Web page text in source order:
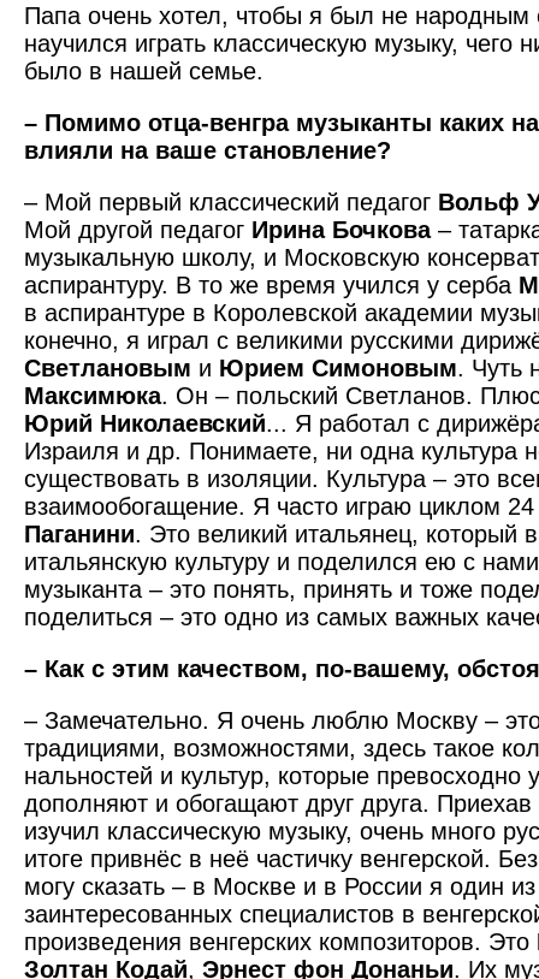
Папа очень хотел, чтобы я был не народным
научился играть классическую музыку, чего
было в нашей семье.
– Помимо отца-венгра музыканты каких
влияли на ваше становление?
– Мой первый классический педагог Вольф
Мой другой педагог Ирина Бочкова –
музыкальную школу, и Московскую
аспирантуру. В то же время учился у серба
в аспирантуре в Королевской академии
конечно, я играл с великими русскими
Светлановым и Юрием Симоновым. Чуть
Максимюка. Он – польский Светланов.
Юрий Николаевский... Я работал с
Израиля и др. Понимаете, ни одна культура
существовать в изоляции. Культура – это
взаимообогащение. Я часто играю циклом 24
Паганини. Это великий итальянец, который
итальянскую культуру и поделился ею с
музыканта – это понять, принять и тоже
поделиться – это одно из самых важных
– Как с этим качеством, по-вашему,
– Замечательно. Я очень люблю Москву –
традициями, возможностями, здесь такое
нальностей и культур, которые превосходно
дополняют и обогащают друг друга.
изучил классическую музыку, очень много
итоге привнёс в неё частичку венгерской.
могу сказать – в Москве и в России я один
заинтересованных специалистов в
произведения венгерских композиторов. Это
Золтан Кодай, Эрнест фон Донаньи. Их